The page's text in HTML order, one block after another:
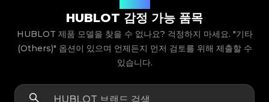
HUBLOT 감정 가능 품목
HUBLOT 제품 모델을 찾을 수 없나요? 걱정하지 마세요. "기타
(Others)" 옵션이 있으며 언제든지 먼저 검토를 위해 제출할 수
있습니다.